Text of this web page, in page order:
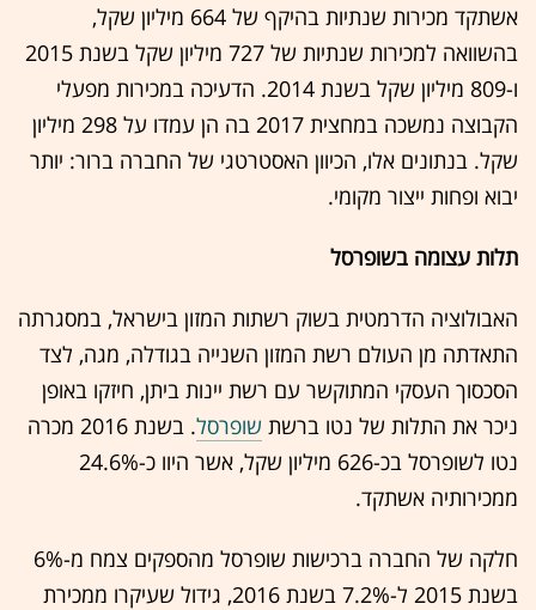
אשתקד מכירות שנתיות בהיקף של 664 מיליון שקל,
בהשוואה למכירות שנתיות של 727 מיליון שקל בשנת 2015
ו-809 מיליון שקל בשנת 2014. הדעיכה במכירות מפעלי
הקבוצה נמשכה במחצית 2017 בה הן עמדו על 298 מיליון
שקל. בנתונים אלו, הכיוון האסטרטגי של החברה ברור: יותר
יבוא ופחות ייצור מקומי.
תלות עצומה בשופרסל
האבולוציה הדרמטית בשוק רשתות המזון בישראל, במסגרתה
התאדתה מן העולם רשת המזון השנייה בגודלה, מגה, לצד
הסכסוך העסקי המתוקשר עם רשת יינות ביתן, חיזקו באופן
ניכר את התלות של נטו ברשת שופרסל
. בשנת 2016 מכרה
נטו לשופרסל בכ-626 מיליון שקל, אשר היוו כ-24.6%
ממכירותיה אשתקד.
חלקה של החברה ברכישות שופרסל מהספקים צמח מ-6%
בשנת 2015 ל-7.2% בשנת 2016, גידול שעיקרו ממכירת